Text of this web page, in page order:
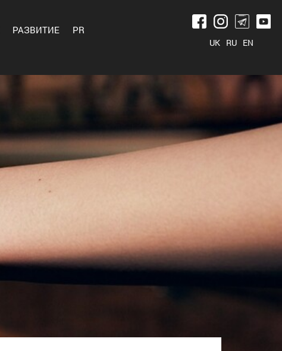
РАЗВИТИЕ
PR
UK RU EN